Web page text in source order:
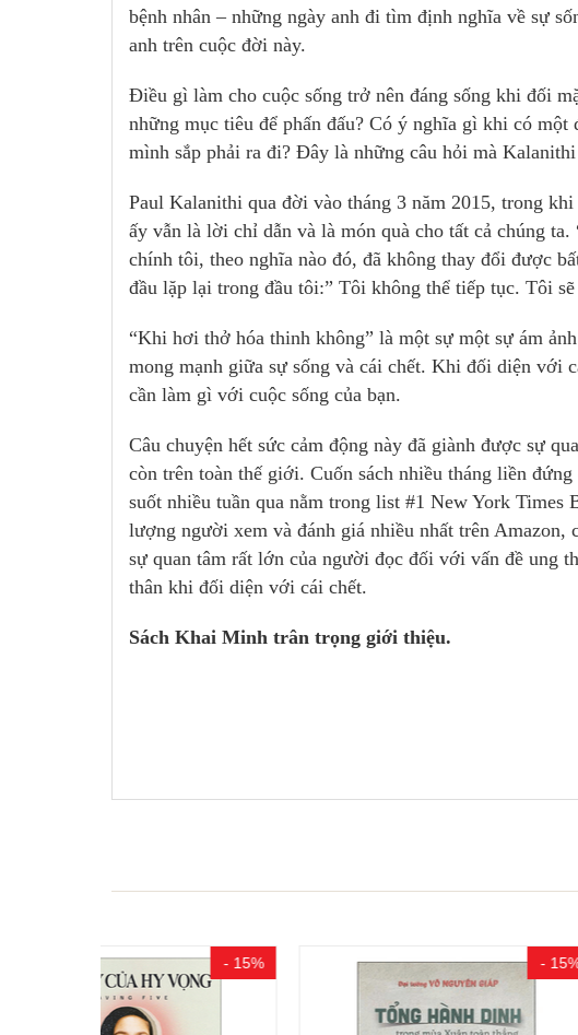
bệnh nhân – những ngày anh đi tìm định nghĩa về sự
anh trên cuộc đời này.
Điều gì làm cho cuộc sống trở nên đáng sống khi đối
những mục tiêu để phấn đấu? Có ý nghĩa gì khi có
mình sắp phải ra đi? Đây là những câu hỏi mà
Paul Kalanithi qua đời vào tháng 3 năm 2015, trong
ấy vẫn là lời chỉ dẫn và là món quà cho tất cả chúng
chính tôi, theo nghĩa nào đó, đã không thay đổi được
đầu lặp lại trong đầu tôi:” Tôi không thể tiếp tục. Tôi
“Khi hơi thở hóa thinh không” là một sự một sự ám
mong mạnh giữa sự sống và cái chết. Khi đối diện với
cần làm gì với cuộc sống của bạn.
Câu chuyện hết sức cảm động này đã giành được sự
còn trên toàn thế giới. Cuốn sách nhiều tháng liền
suốt nhiều tuần qua nằm trong list #1 New York
lượng người xem và đánh giá nhiều nhất trên
sự quan tâm rất lớn của người đọc đối với vấn đề ung
thân khi đối diện với cái chết.
Sách Khai Minh trân trọng giới thiệu.
- 15%